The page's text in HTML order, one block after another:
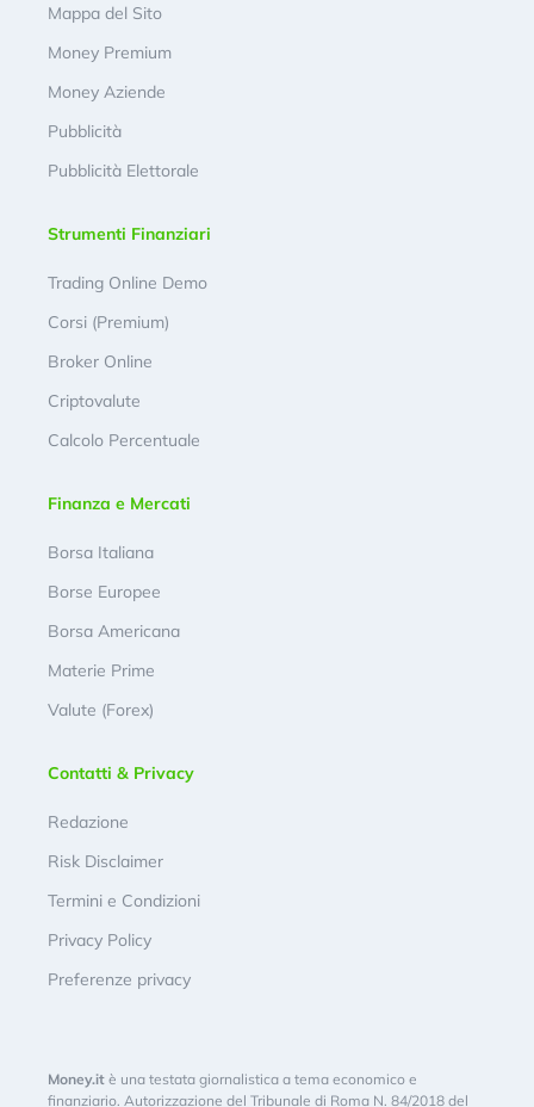
Mappa del Sito
Money Premium
Money Aziende
Pubblicità
Pubblicità Elettorale
Strumenti Finanziari
Trading Online Demo
Corsi (Premium)
Broker Online
Criptovalute
Calcolo Percentuale
Finanza e Mercati
Borsa Italiana
Borse Europee
Borsa Americana
Materie Prime
Valute (Forex)
Contatti & Privacy
Redazione
Risk Disclaimer
Termini e Condizioni
Privacy Policy
Preferenze privacy
Money.it è una testata giornalistica a tema economico e
finanziario. Autorizzazione del Tribunale di Roma N. 84/2018 del